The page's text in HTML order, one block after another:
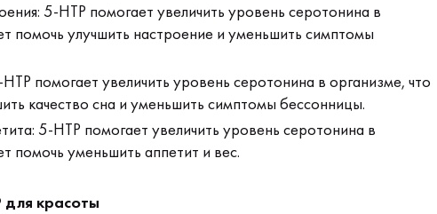
5-HTP помогает увеличить уровень серотонина в
помочь улучшить настроение и уменьшить симптомы
помогает увеличить уровень серотонина в организме, что
качество сна и уменьшить симптомы бессонницы.
5-HTP помогает увеличить уровень серотонина в
помочь уменьшить аппетит и вес.
красоты